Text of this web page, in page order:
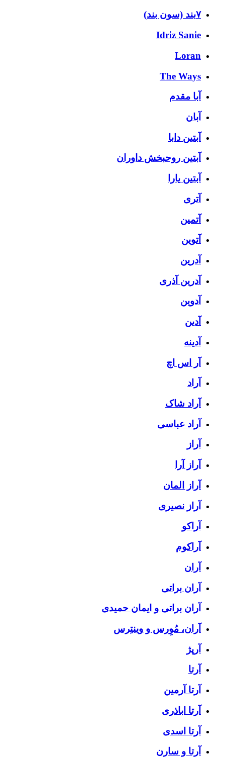
۷بند (سون بند)
Idriz Sanie
Loran
The Ways
آبا مقدم
آبان
آبتین دابا
آبتین روحبخش داوران
آبتین یارا
آتری
آتمین
آتوین
آدرین
آدرین آذری
آدوین
آدین
آدینه
آر اس اچ
آراد
آراد شاک
آراد عباسی
آراز
آراز آرا
آراز المان
آراز نصیری
آراکو
آراکوم
آران
آران براتی
آران براتی و ایمان حمیدی
آران، مُوِرس و وینتِرس
آرپژ
آرتا
آرتا آرمین
آرتا اباذری
آرتا اسدی
آرتا و سارن